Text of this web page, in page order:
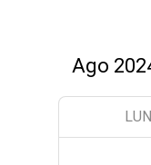
LUN